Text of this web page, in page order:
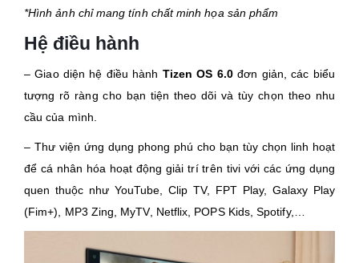
*Hình ảnh chỉ mang tính chất minh họa sản phẩm
Hệ điều hành
– Giao diện hệ điều hành Tizen OS 6.0đơn giản, các biểu
tượng rõ ràng cho bạn tiện theo dõi và tùy chọn theo nhu
cầu của mình.
– Thư viện ứng dụng phong phú cho bạn tùy chọn linh hoạt
để cá nhân hóa hoạt động giải trí trên tivi với các ứng dụng
quen thuộc như YouTube, Clip TV, FPT Play, Galaxy Play
(Fim+), MP3 Zing, MyTV, Netflix, POPS Kids, Spotify,…